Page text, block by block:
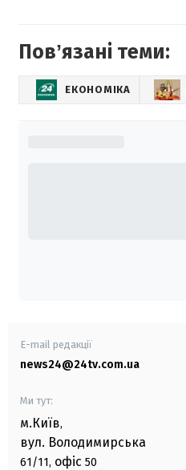
Повʼязані теми:
ЕКОНОМІКА
E-mail редакції
news24@24tv.com.ua
Ми тут:
м.Київ,
вул. Володимирська
61/11, офіс 50